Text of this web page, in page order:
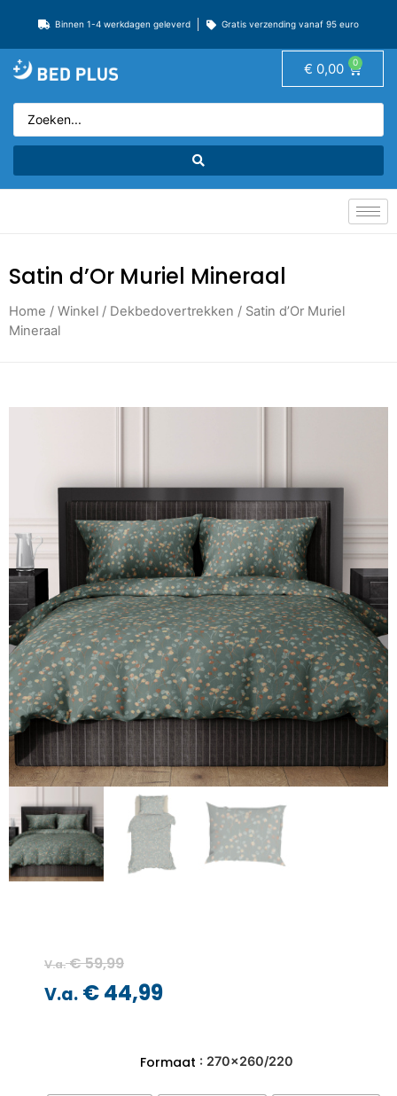
Binnen 1-4 werkdagen geleverd Gratis verzending vanaf 95 euro
€ 0,00 0
Satin d’Or Muriel Mineraal
Home / Winkel / Dekbedovertrekken / Satin d’Or Muriel
Mineraal
V.a. €59,99
V.a. €44,99
Formaat : 270x260/220